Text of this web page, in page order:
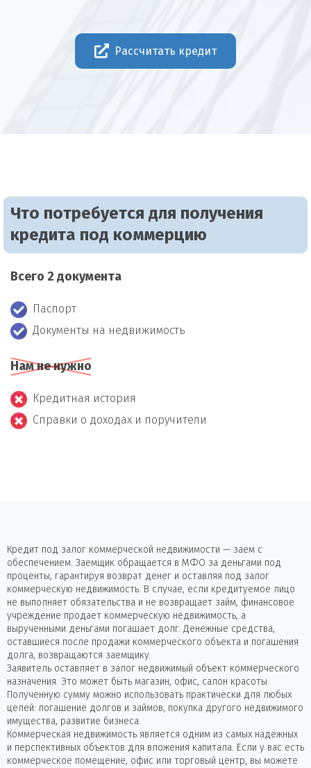
Рассчитать кредит
Что потребуется для получения
кредита под коммерцию
Всего 2 документа
Паспорт
Документы на недвижимость
Нам не нужно
Кредитная история
Справки о доходах и поручители
Кредит под залог коммерческой недвижимости — заем с
обеспечением. Заемщик обращается в МФО за деньгами под
проценты, гарантируя возврат денег и оставляя под залог
коммерческую недвижимость. В случае, если кредитуемое лицо
не выполняет обязательства и не возвращает займ, финансовое
учреждение продает коммерческую недвижимость, а
вырученными деньгами погашает долг. Денежные средства,
оставшиеся после продажи коммерческого объекта и погашения
долга, возвращаются заемщику.
Заявитель оставляет в залог недвижимый объект коммерческого
назначения. Это может быть магазин, офис, салон красоты.
Полученную сумму можно использовать практически для любых
целей: погашение долгов и займов, покупка другого недвижимого
имущества, развитие бизнеса.
Коммерческая недвижимость является одним из самых надежных
и перспективных объектов для вложения капитала. Если у вас есть
коммерческое помещение, офис или торговый центр, вы можете